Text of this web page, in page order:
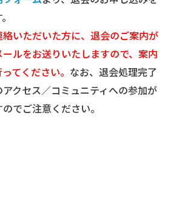
絡いただいた方に、退会のご案内が
ルをお送りいたしますので、案内
てください。 なお、退会処理完了
クセス／コミュニティへの参加が
でご注意ください。